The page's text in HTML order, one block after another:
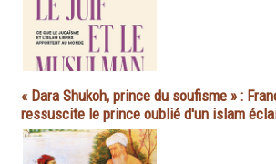
« Dara Shukoh, prince du soufisme » :
ressuscite le prince oublié d'un islam